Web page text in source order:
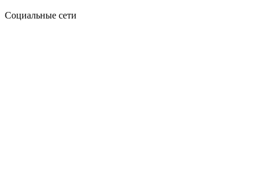
Социальные сети